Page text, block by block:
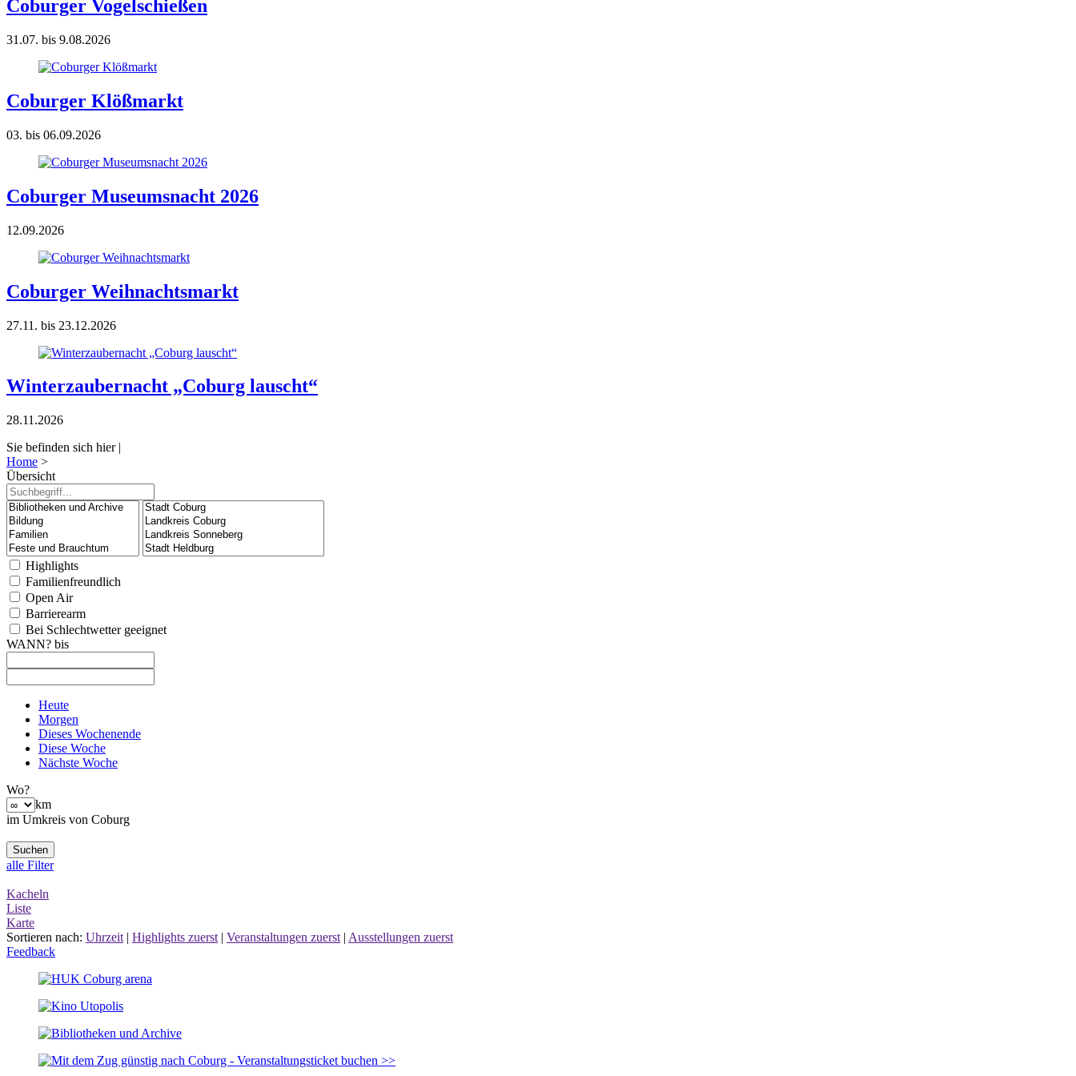
Coburger Vogelschießen
31.07. bis 9.08.2026
Coburger Klößmarkt
03. bis 06.09.2026
Coburger Museumsnacht 2026
12.09.2026
Coburger Weihnachtsmarkt
27.11. bis 23.12.2026
Winterzaubernacht „Coburg lauscht“
28.11.2026
Sie befinden sich hier |
Home >
Übersicht
Highlights
Familienfreundlich
Open Air
Barrierearm
Bei Schlechtwetter geeignet
WANN? bis
Heute
Morgen
Dieses Wochenende
Diese Woche
Nächste Woche
Wo?
km
im Umkreis von Coburg
alle Filter
Kacheln
Liste
Karte
Sortieren nach: Uhrzeit | Highlights zuerst | Veranstaltungen zuerst | Ausstellungen zuerst
Feedback